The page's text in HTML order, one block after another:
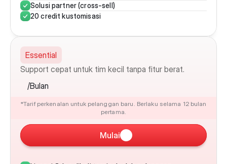
Solusi partner (cross-sell)
20 credit kustomisasi
Essential
Support cepat untuk tim kecil tanpa fitur berat.
/Bulan
*Tarif perkenalan untuk pelanggan baru. Berlaku selama 12 bulan
pertama.
Mulai